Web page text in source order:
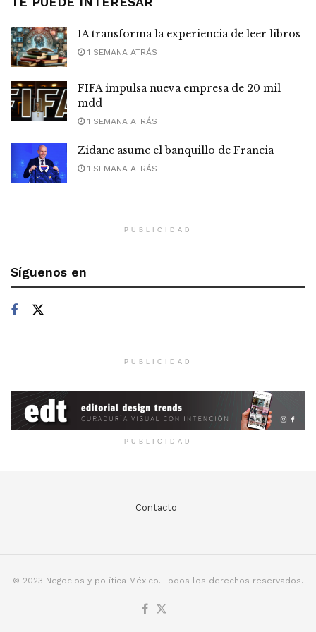
IA transforma la experiencia de leer libros
1 SEMANA ATRÁS
FIFA impulsa nueva empresa de 20 mil
mdd
1 SEMANA ATRÁS
Zidane asume el banquillo de Francia
1 SEMANA ATRÁS
PUBLICIDAD
Síguenos en
PUBLICIDAD
PUBLICIDAD
Contacto
© 2023 Negocios y política México. Todos los derechos reservados.